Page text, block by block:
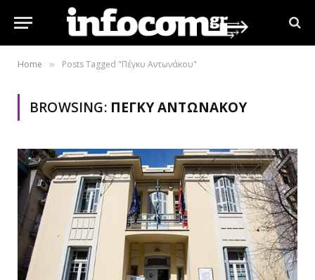
Home » Posts Tagged "Πέγκυ Αντωνάκου"
BROWSING: ΠΈΓΚΥ ΑΝΤΩΝΆΚΟΥ